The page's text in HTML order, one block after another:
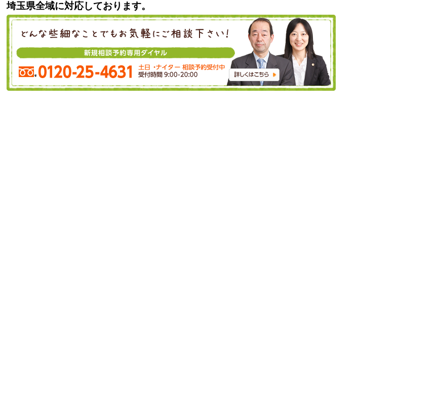
埼玉県全域に対応しております。